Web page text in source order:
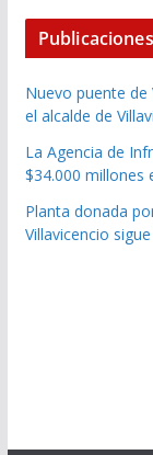
Nuevo puente de
el alcalde de
La Agencia de
$34.000 millones
Planta donada
Villavicencio